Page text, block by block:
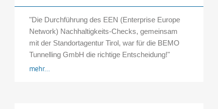
"Die Durchführung des EEN (Enterprise Europe
Network) Nachhaltigkeits-Checks, gemeinsam
mit der Standortagentur Tirol, war für die BEMO
Tunnelling GmbH die richtige Entscheidung!"
mehr...